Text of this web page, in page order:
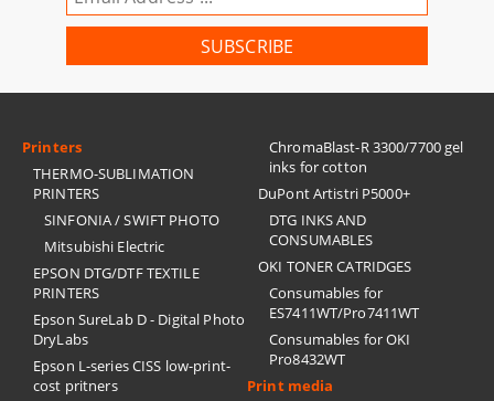
Printers
THERMO-SUBLIMATION
PRINTERS
SINFONIA / SWIFT PHOTO
Mitsubishi Electric
EPSON DTG/DTF TEXTILE
PRINTERS
Epson SureLab D - Digital Photo
DryLabs
Epson L-series CISS low-print-
cost pritners
ChromaBlast-R 3300/7700 gel
inks for cotton
DuPont Artistri P5000+
DTG INKS AND
CONSUMABLES
OKI TONER CATRIDGES
Consumables for
ES7411WT/Pro7411WT
Consumables for OKI
Pro8432WT
Print media